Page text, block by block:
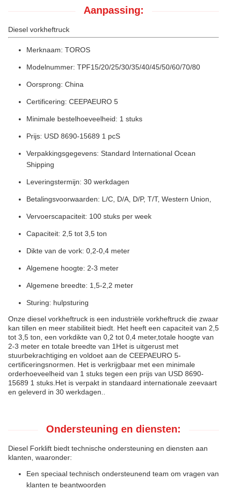
Aanpassing:
Diesel vorkheftruck
Merknaam: TOROS
Modelnummer: TPF15/20/25/30/35/40/45/50/60/70/80
Oorsprong: China
Certificering: CEEPAEURO 5
Minimale bestelhoeveelheid: 1 stuks
Prijs: USD 8690-15689 1 pcS
Verpakkingsgegevens: Standard International Ocean
Shipping
Leveringstermijn: 30 werkdagen
Betalingsvoorwaarden: L/C, D/A, D/P, T/T, Western Union,
Vervoerscapaciteit: 100 stuks per week
Capaciteit: 2,5 tot 3,5 ton
Dikte van de vork: 0,2-0,4 meter
Algemene hoogte: 2-3 meter
Algemene breedte: 1,5-2,2 meter
Sturing: hulpsturing
Onze diesel vorkheftruck is een industriële vorkheftruck die zwaar
kan tillen en meer stabiliteit biedt. Het heeft een capaciteit van 2,5
tot 3,5 ton, een vorkdikte van 0,2 tot 0,4 meter,totale hoogte van
2-3 meter en totale breedte van 1Het is uitgerust met
stuurbekrachtiging en voldoet aan de CEEPAEURO 5-
certificeringsnormen. Het is verkrijgbaar met een minimale
orderhoeveelheid van 1 stuks tegen een prijs van USD 8690-
15689 1 stuks.Het is verpakt in standaard internationale zeevaart
en geleverd in 30 werkdagen..
Ondersteuning en diensten:
Diesel Forklift biedt technische ondersteuning en diensten aan
klanten, waaronder:
Een speciaal technisch ondersteunend team om vragen van
klanten te beantwoorden